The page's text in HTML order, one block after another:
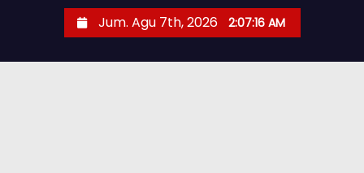
Jum. Agu 7th, 2026 2:07:17 AM